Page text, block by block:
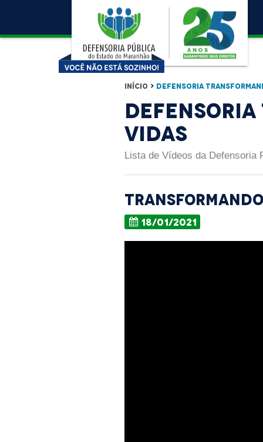
Início > Defensoria
Vidas
Lista de Vídeos da Defensoria
18/01/2021